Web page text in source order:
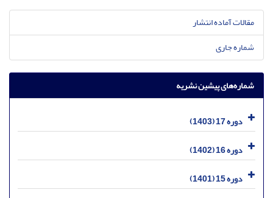
مقالات آماده انتشار
شماره جاری
شماره‌های پیشین نشریه
دوره 17 (1403)
دوره 16 (1402)
دوره 15 (1401)